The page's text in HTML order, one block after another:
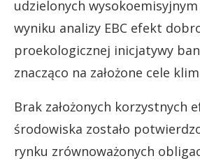
udzielonych
wyniku analizy EBC efekt
proekologicznej inicjatywy
znacząco na założone cele
Brak założonych korzystnych
środowiska zostało
rynku zrównoważonych